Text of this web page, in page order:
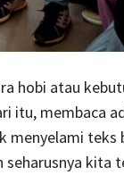
hobi atau
itu, membaca
menyelami teks
kita